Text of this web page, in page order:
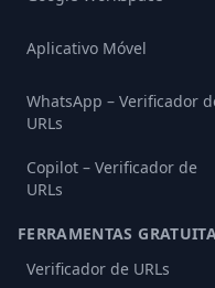
Aplicativo Móvel
WhatsApp – Verificador
URLs
Copilot – Verificador de
URLs
FERRAMENTAS
Verificador de URLs